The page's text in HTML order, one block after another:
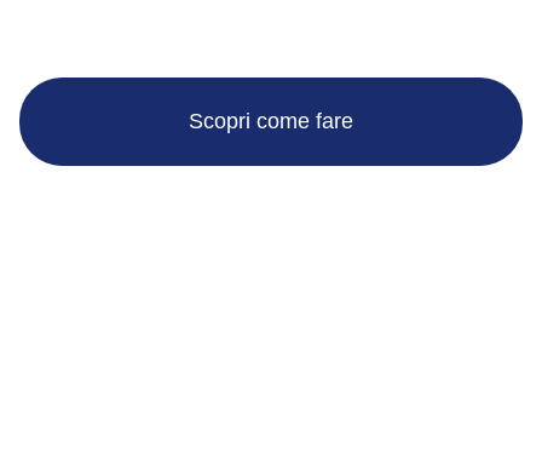
Scopri come fare